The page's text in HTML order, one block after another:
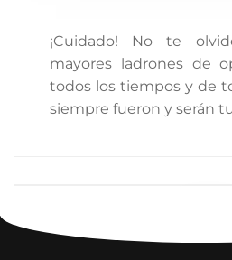
¡Cuidado! No te
mayores ladrones de
todos los tiempos y de
siempre fueron y serán